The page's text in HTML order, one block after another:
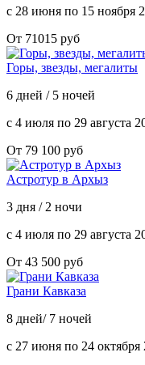
с 28 июня по 15 ноября
От 71015 руб
Горы, звезды, мегалиты
6 дней / 5 ночей
с 4 июля по 29 августа
От 79 100 руб
Астротур в Архыз
3 дня / 2 ночи
с 4 июля по 29 августа
От 43 500 руб
Грани Кавказа
8 дней/ 7 ночей
с 27 июня по 24 октября